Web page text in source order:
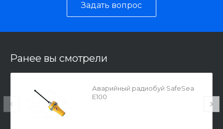
Задать вопрос
Ранее вы смотрели
Аварийный радиобуй SafeSea
E100